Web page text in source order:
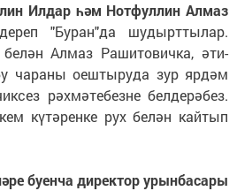
Илдар һәм Нотфуллин Алмаз
"Буран"да шудырттылар.
Алмаз Рашитовичка, әти-
чараны оештыруда зур ярдәм
рәхмәтебезне белдерәбез.
күтәренке рух белән кайтып
буенча директор урынбасары